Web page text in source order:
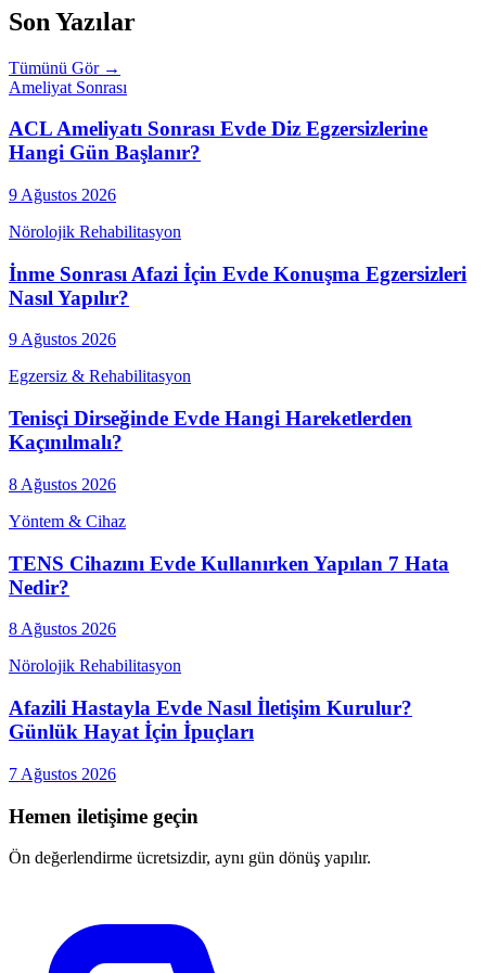
Son Yazılar
Tümünü Gör →
Ameliyat Sonrası
ACL Ameliyatı Sonrası Evde Diz Egzersizlerine
Hangi Gün Başlanır?
9 Ağustos 2026
Nörolojik Rehabilitasyon
İnme Sonrası Afazi İçin Evde Konuşma Egzersizleri
Nasıl Yapılır?
9 Ağustos 2026
Egzersiz & Rehabilitasyon
Tenisçi Dirseğinde Evde Hangi Hareketlerden
Kaçınılmalı?
8 Ağustos 2026
Yöntem & Cihaz
TENS Cihazını Evde Kullanırken Yapılan 7 Hata
Nedir?
8 Ağustos 2026
Nörolojik Rehabilitasyon
Afazili Hastayla Evde Nasıl İletişim Kurulur?
Günlük Hayat İçin İpuçları
7 Ağustos 2026
Hemen iletişime geçin
Ön değerlendirme ücretsizdir, aynı gün dönüş yapılır.